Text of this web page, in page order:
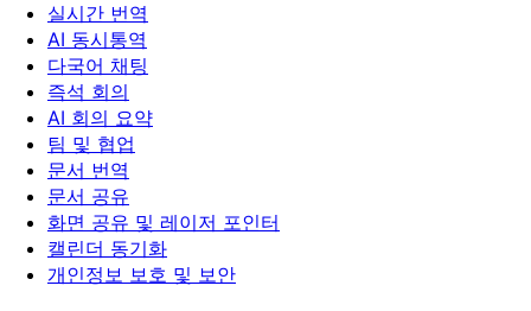
실시간 번역
AI 동시통역
다국어 채팅
즉석 회의
AI 회의 요약
팀 및 협업
문서 번역
문서 공유
화면 공유 및 레이저 포인터
캘린더 동기화
개인정보 보호 및 보안